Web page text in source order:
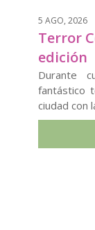
5 AGO, 2026
Terror
edición
Durante
fantástico
ciudad con